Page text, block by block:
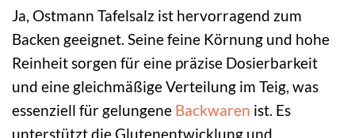
Ja, Ostmann Tafelsalz ist hervorragend zum
Backen geeignet. Seine feine Körnung und hohe
Reinheit sorgen für eine präzise Dosierbarkeit
und eine gleichmäßige Verteilung im Teig, was
essenziell für gelungene Backwaren ist. Es
unterstützt die Glutenentwicklung und